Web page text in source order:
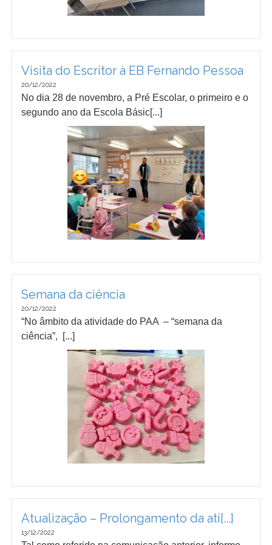
Visita do Escritor à EB Fernando Pessoa
20/12/2022
No dia 28 de novembro, a Pré Escolar, o primeiro e o
segundo ano da Escola Básic[...]
Semana da ciência
20/12/2022
“No âmbito da atividade do PAA – “semana da
ciência”, [...]
Atualização – Prolongamento da ati[...]
13/12/2022